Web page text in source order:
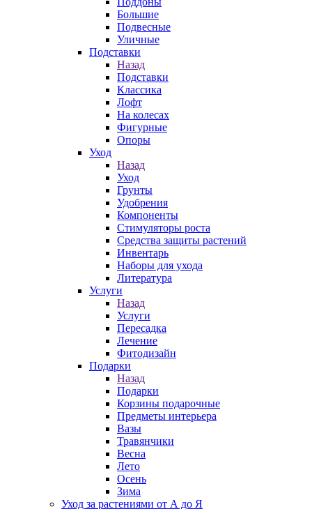
Большие
Подвесные
Уличные
Подставки
Назад
Подставки
Классика
Лофт
На колесах
Фигурные
Опоры
Уход
Назад
Уход
Грунты
Удобрения
Компоненты
Стимуляторы роста
Средства защиты растений
Инвентарь
Наборы для ухода
Литература
Услуги
Назад
Услуги
Пересадка
Лечение
Фитодизайн
Подарки
Назад
Подарки
Корзины подарочные
Предметы интерьера
Вазы
Травянчики
Весна
Лето
Осень
Зима
Уход за растениями от А до Я